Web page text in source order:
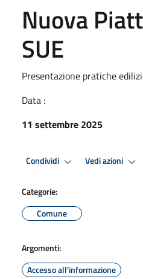
Nuova
SUE
Presentazione pratiche
Data :
11 settembre 2025
Condividi Vedi azioni
Categorie:
Comune
Argomenti:
Accesso all'informazione